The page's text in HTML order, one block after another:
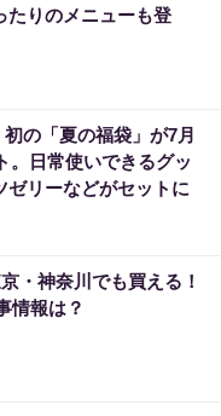
たりのメニューも登
の「夏の福袋」が7月
。日常使いできるグッ
ゼリーなどがセットに
・神奈川でも買える！
情報は？